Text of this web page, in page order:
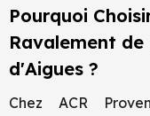
Pourquoi
Ravalement
d'Aigues ?
Chez ACR